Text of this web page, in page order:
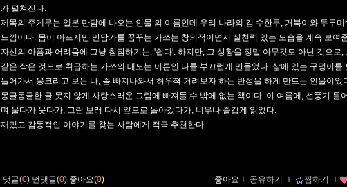
가 펼쳐진다.
제목의 주게무는 일본 만담에 나오는 인물 의 이름인데 우리 나라의 김 수한무, 거북이와 두루
느낌이다. 몸이 아프지만 만담가를 꿈꾸는 가쓰는 창의적이면서 실천력 있는 모습을 계속 보여
자신의 아픔과 어려움에 그냥 침잠하기는, '쉽다'. 하지만, 그 상황을 정말 아무것도 아닌 것으로,
같은 작은 것으로 취급하는 가쓰의 태도는 어른인 나를 부끄럽게 만들었다. 삶에 있는 구덩이를
들어가서 웅크리고 보는 나, 좀 빠져나와서 허우젹 거려보자 하는 반성을 하게 만드는 인물이었
몽글몽글한 글 못지 않게 사랑스러운 그림에 빠져들 수 밖에 없는 책이다. 이 여름에, 선풍기 틀
며 울다가 웃다가, 그림 보러 다시 앞으로 돌아갔다가, 너무나 즐겁게 읽었다.
재밌고 감동적인 이야기를 찾는 사람에게 적극 추천한다.
댓글(0) 먼댓글(0) 좋아요(0) 좋아요 ｌ 공유하기 ｌ 찜하기 ｌ